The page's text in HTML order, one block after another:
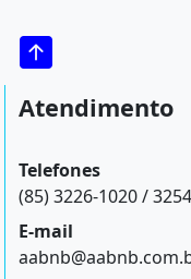
Atendimento
Telefones
(85) 3226-1020 /
E-mail